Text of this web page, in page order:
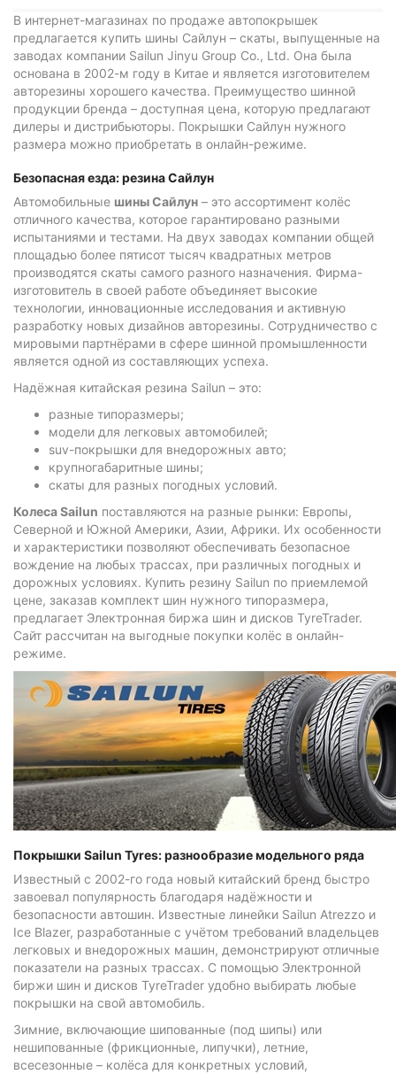
В интернет-магазинах по продаже автопокрышек
предлагается купить шины Сайлун – скаты, выпущенные на
заводах компании Sailun Jinyu Group Co., Ltd. Она была
основана в 2002-м году в Китае и является изготовителем
авторезины хорошего качества. Преимущество шинной
продукции бренда – доступная цена, которую предлагают
дилеры и дистрибьюторы. Покрышки Сайлун нужного
размера можно приобретать в онлайн-режиме.
Безопасная езда: резина Сайлун
Автомобильные шины Сайлун – это ассортимент колёс
отличного качества, которое гарантировано разными
испытаниями и тестами. На двух заводах компании общей
площадью более пятисот тысяч квадратных метров
производятся скаты самого разного назначения. Фирма-
изготовитель в своей работе объединяет высокие
технологии, инновационные исследования и активную
разработку новых дизайнов авторезины. Сотрудничество с
мировыми партнёрами в сфере шинной промышленности
является одной из составляющих успеха.
Надёжная китайская резина Sailun – это:
разные типоразмеры;
модели для легковых автомобилей;
suv-покрышки для внедорожных авто;
крупногабаритные шины;
скаты для разных погодных условий.
Колеса Sailun поставляются на разные рынки: Европы,
Северной и Южной Америки, Азии, Африки. Их особенности
и характеристики позволяют обеспечивать безопасное
вождение на любых трассах, при различных погодных и
дорожных условиях. Купить резину Sailun по приемлемой
цене, заказав комплект шин нужного типоразмера,
предлагает Электронная биржа шин и дисков TyreTrader.
Сайт рассчитан на выгодные покупки колёс в онлайн-
режиме.
Покрышки Sailun Tyres: разнообразие модельного ряда
Известный с 2002-го года новый китайский бренд быстро
завоевал популярность благодаря надёжности и
безопасности автошин. Известные линейки Sailun Atrezzo и
Ice Blazer, разработанные с учётом требований владельцев
легковых и внедорожных машин, демонстрируют отличные
показатели на разных трассах. С помощью Электронной
биржи шин и дисков TyreTrader удобно выбирать любые
покрышки на свой автомобиль.
Зимние, включающие шипованные (под шипы) или
нешипованные (фрикционные, липучки), летние,
всесезонные – колёса для конкретных условий,